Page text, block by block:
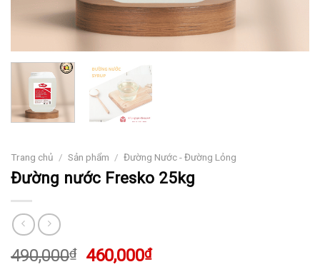
Trang chủ / Sản phẩm / Đường Nước - Đường Lỏng
Đường nước Fresko 25kg
490,000₫
Giá
460,000₫Giá